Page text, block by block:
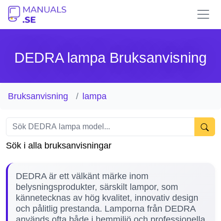
DEDRA lampa Bruksanvisning
Bruksanvisning lampa
Sök i alla bruksanvisningar
DEDRA är ett välkänt märke inom
belysningsprodukter, särskilt lampor, som
kännetecknas av hög kvalitet, innovativ design
och pålitlig prestanda. Lamporna från DEDRA